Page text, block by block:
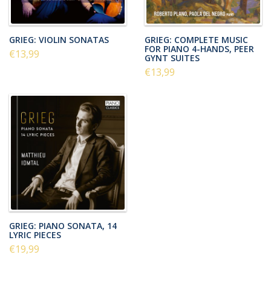
GRIEG: VIOLIN SONATAS
€13,99
GRIEG: COMPLETE MUSIC
FOR PIANO 4-HANDS, PEER
GYNT SUITES
€13,99
GRIEG: PIANO SONATA, 14
LYRIC PIECES
€19,99